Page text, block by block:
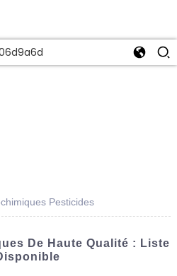
Pesticides
De Haute Qualité : Liste